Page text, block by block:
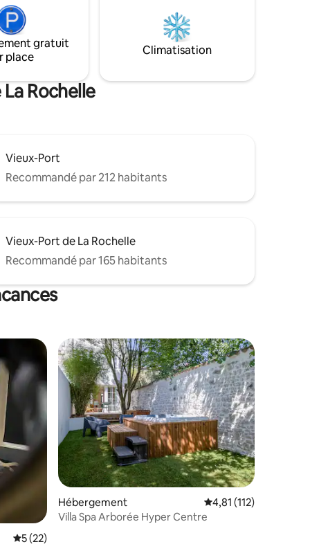
gratuit
place
Climatisation
Rochelle
Vieux-Port
Recommandé par 212 habitants
Vieux-Port de La Rochelle
Recommandé par 165 habitants
: 4,95 sur 5
appréciés
Évaluation moyenne sur la base de 22 commentaires : 5 sur 5
5 (22)
Hébergement Évaluation moyenne
4,81 (112)
Villa Spa Arborée Hyper Centre